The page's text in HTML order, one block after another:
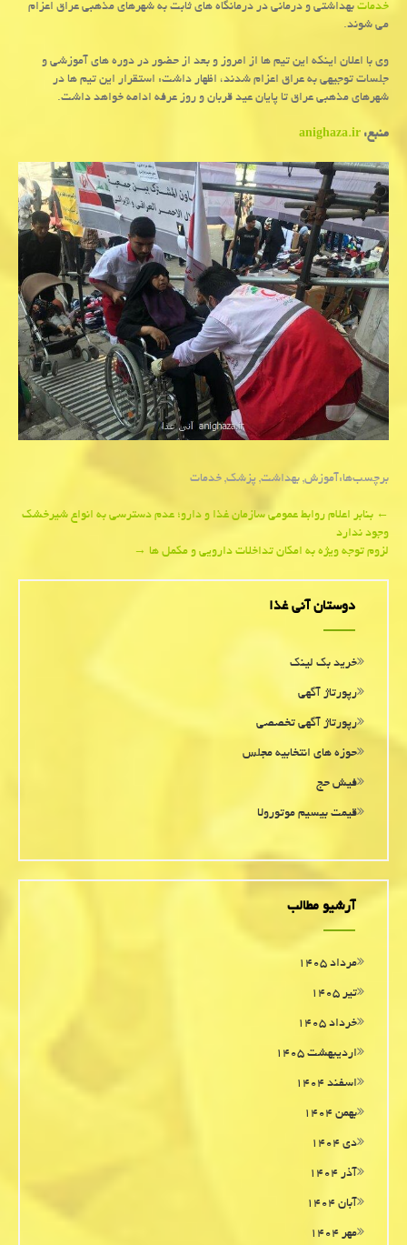
خدماتبهداشتی و درمانی در درمانگاه های ثابت به شهرهای مذهبی عراق اعزام
می شوند.
وی با اعلان اینکه این تیم ها از امروز و بعد از حضور در دوره های آموزشی و
جلسات توجیهی به عراق اعزام شدند، اظهار داشت: استقرار این تیم ها در
شهرهای مذهبی عراق تا پایان عید قربان و روز عرفه ادامه خواهد داشت.
منبع:anighaza.ir
برچسب‌ها:آموزش,بهداشت,پزشك,خدمات
Post
navigation
←بنابر اعلام روابط عمومی سازمان غذا و دارو؛ عدم دسترسی به انواع شیرخشک
وجود ندارد
لزوم توجه ویژه به امکان تداخلات دارویی و مکمل ها→
دوستان آنی غذا
خرید بک لینک
رپورتاژ آگهی
رپورتاژ آگهی تخصصی
حوزه های انتخابیه مجلس
فیش حج
قیمت بیسیم موتورولا
آرشیو مطالب
مرداد ۱۴۰۵
تیر ۱۴۰۵
خرداد ۱۴۰۵
اردیبهشت ۱۴۰۵
اسفند ۱۴۰۴
بهمن ۱۴۰۴
دی ۱۴۰۴
آذر ۱۴۰۴
آبان ۱۴۰۴
مهر ۱۴۰۴